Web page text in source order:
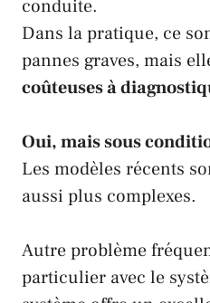
conduite.
Dans la pratique, ce
pannes graves, mais
coûteuses à
Oui, mais sous
Les modèles récents
aussi plus complexes.
Autre problème
particulier avec le